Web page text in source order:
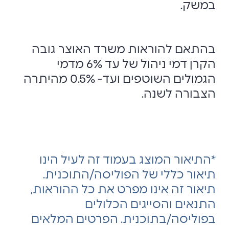
במשק.
בהתאם להוראות משרד האוצר גובה
הקרן דמי ניהול של עד 6% מדמי
הגמולים השוטפים ועד- 0.5% מהיתרה
הצבורה לשנה.
*התיאור המוצג בעמוד זה לעיל הינו
תיאור כללי של הפוליסה/התוכנית.
תיאור זה אינו מפרט את כל ההוראות,
התנאים והסייגים הכלולים
בפוליסה/בתוכנית. הפרטים המלאים